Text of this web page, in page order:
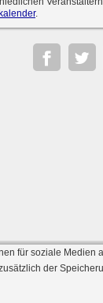
.
für soziale Medien
der